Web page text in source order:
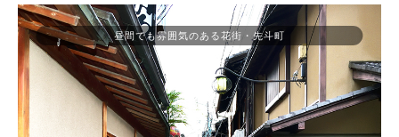
昼間でも雰囲気のある花街・先斗町